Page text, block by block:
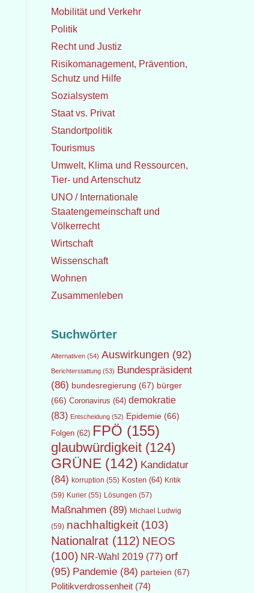
Mobilität und Verkehr
Politik
Recht und Justiz
Risikomanagement, Prävention,
Schutz und Hilfe
Sozialsystem
Staat vs. Privat
Standortpolitik
Tourismus
Umwelt, Klima und Ressourcen,
Tier- und Artenschutz
UNO / Internationale
Staatengemeinschaft und
Völkerrecht
Wirtschaft
Wissenschaft
Wohnen
Zusammenleben
Suchwörter
Alternativen(54) Auswirkungen (92)
Berichterstattung(53) Bundespräsident
(86) bundesregierung (67) bürger
(66) Coronavirus (64) demokratie
(83) Entscheidung(52) Epidemie(66)
Folgen(62) FPÖ (155)
glaubwürdigkeit(124)
GRÜNE(142) Kandidatur
(84) korruption (55) Kosten(64) Kritik
(59) Kurier(55) Lösungen (57)
Maßnahmen(89) Michael Ludwig
(59) nachhaltigkeit(103)
Nationalrat(112) NEOS
(100) NR-Wahl 2019(77) orf
(95) Pandemie(84) parteien (67)
Politikverdrossenheit(74)